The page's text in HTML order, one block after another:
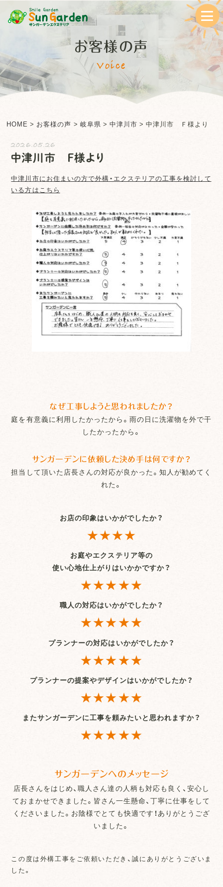
お客様の声
Voice
HOME > お客様の声 > 岐阜県 > 中津川市 >中津川市 Ｆ様より
2026.05.26
中津川市 Ｆ様より
中津川市にお住まいの方で外構・エクステリアの工事を検討して
いる方はこちら
なぜ工事しようと思われましたか？
庭を有意義に利用したかったから。雨の日に洗濯物を外で干
したかったから。
サンガーデンに依頼した決め手は何ですか？
担当して頂いた店長さんの対応が良かった。知人が勧めてく
れた。
お店の印象はいかがでしたか？
★★★★
お庭やエクステリア等の
使い心地仕上がりはいかかですか？
★★★★★
職人の対応はいかがでしたか？
★★★★★
プランナーの対応はいかがでしたか？
★★★★★
プランナーの提案やデザインはいかがでしたか？
★★★★★
またサンガーデンに工事を頼みたいと思われますか？
★★★★★
サンガーデンへのメッセージ
店長さんをはじめ、職人さん達の人柄も対応も良く、安心し
ておまかせできました。皆さん一生懸命、丁寧に仕事をして
くださいました。お陰様でとても快適です！ありがとうござ
いました。
この度は外構工事をご依頼いただき、誠にありがとうございま
した。